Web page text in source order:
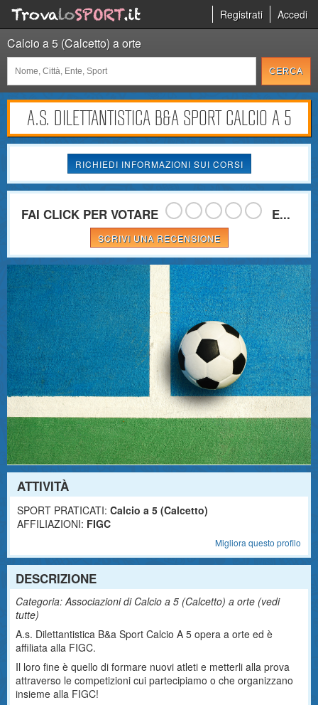
Registrati Accedi
Calcio a 5 (Calcetto) a orte
A.S. DILETTANTISTICA B&A SPORT CALCIO A 5
RICHIEDI INFORMAZIONI SUI CORSI
FAI CLICK PER VOTARE E...
SCRIVI UNA RECENSIONE
ATTIVITÀ
SPORT PRATICATI: Calcio a 5 (Calcetto)
AFFILIAZIONI: FIGC
Migliora questo profilo
DESCRIZIONE
Categoria: Associazioni di Calcio a 5 (Calcetto) a orte (vedi
tutte)
A.s. Dilettantistica B&a Sport Calcio A 5 opera a orte ed è
affiliata alla FIGC.
Il loro fine è quello di formare nuovi atleti e metterli alla prova
attraverso le competizioni cui partecipiamo o che organizzano
insieme alla FIGC!